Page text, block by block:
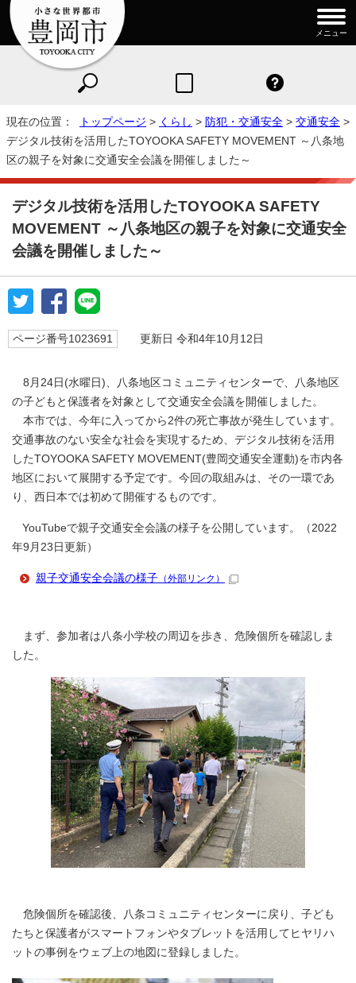
メニュー
現在の位置： トップページ > くらし > 防犯・交通安全 > 交通安全 >
デジタル技術を活用したTOYOOKA SAFETY MOVEMENT ～八条地
区の親子を対象に交通安全会議を開催しました～
デジタル技術を活用したTOYOOKA SAFETY
MOVEMENT ～八条地区の親子を対象に交通安全
会議を開催しました～
ページ番号1023691 更新日 令和4年10月12日
8月24日(水曜日)、八条地区コミュニティセンターで、八条地区
の子どもと保護者を対象として交通安全会議を開催しました。
本市では、今年に入ってから2件の死亡事故が発生しています。
交通事故のない安全な社会を実現するため、デジタル技術を活用
したTOYOOKA SAFETY MOVEMENT(豊岡交通安全運動)を市内各
地区において展開する予定です。今回の取組みは、その一環であ
り、西日本では初めて開催するものです。
YouTubeで親子交通安全会議の様子を公開しています。（2022
年9月23日更新）
親子交通安全会議の様子 （外部リンク）
まず、参加者は八条小学校の周辺を歩き、危険個所を確認しま
した。
危険個所を確認後、八条コミュニティセンターに戻り、子ども
たちと保護者がスマートフォンやタブレットを活用してヒヤリハ
ットの事例をウェブ上の地図に登録しました。